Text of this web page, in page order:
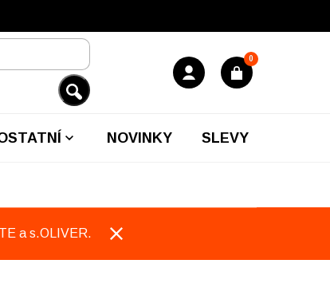
0
NOVINKY SLEVY
a s.OLIVER.